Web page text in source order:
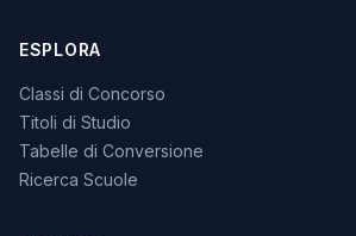
ESPLORA
Classi di Concorso
Titoli di Studio
Tabelle di Conversione
Ricerca Scuole